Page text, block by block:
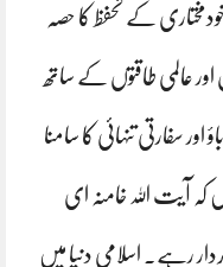
خودمختاری کے تحفظ کا حصہ
اور عالمی طاقتوں کے ساتھ
سفارتی تنہائی کا سامنا
کہ آیت اللہ خامنہ ای
رہے۔ اسلامی دنیا میں